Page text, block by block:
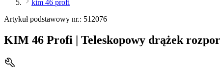
kim 46 profi
Artykuł podstawowy nr.: 512076
KIM 46 Profi | Teleskopowy drążek